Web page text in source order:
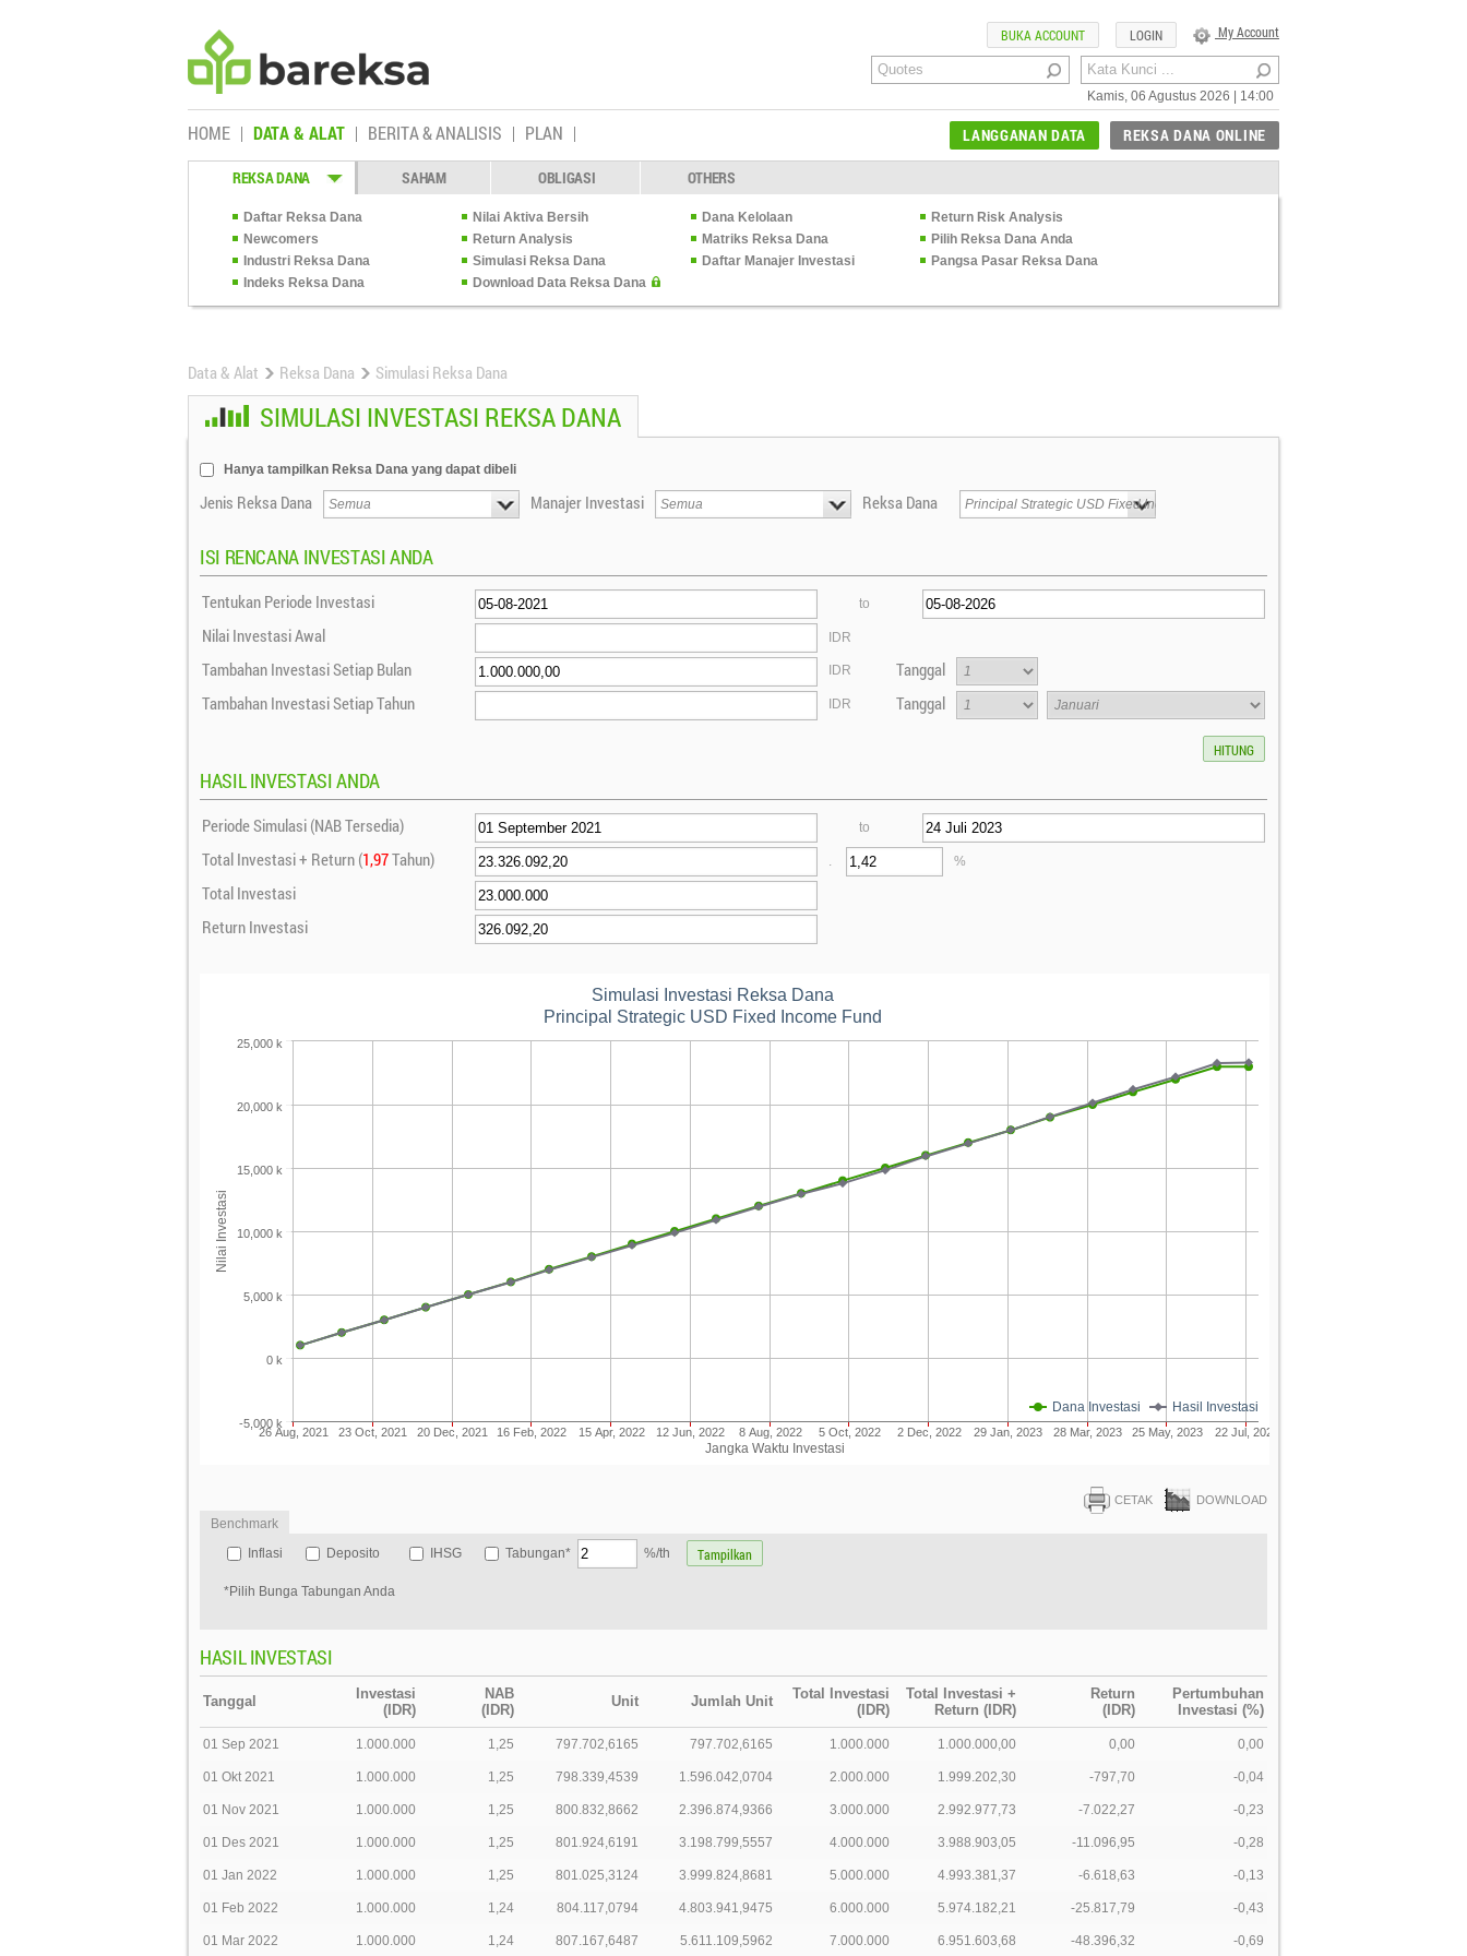
Kamis, 06 Agustus 2026 | 14:00
My Account
LOGIN
BUKA ACCOUNT
HOME DATA & ALAT BERITA & ANALISIS PLAN REKSA DANA ONLINE
LANGGANAN DATA
REKSA DANA SAHAM OBLIGASI OTHERS
Daftar Reksa Dana Nilai Aktiva Bersih Dana Kelolaan
Return Risk Analysis
Newcomers
Return Analysis Matriks Reksa Dana
Pilih Reksa Dana Anda
Industri Reksa Dana
Simulasi Reksa Dana Daftar Manajer Investasi
Pangsa Pasar Reksa Dana
Indeks Reksa Dana
Download Data Reksa Dana
Data & Alat Reksa Dana Simulasi Reksa Dana
SIMULASI INVESTASI REKSA DANA
Hanya tampilkan Reksa Dana yang dapat dibeli
Jenis Reksa Dana Manajer Investasi Reksa Dana
ISI RENCANA INVESTASI ANDA
Tentukan Periode Investasi to
Nilai Investasi Awal IDR
Tambahan Investasi Setiap Bulan IDR
Tanggal
Tambahan Investasi Setiap Tahun
IDR Tanggal
HASIL INVESTASI ANDA
Periode Simulasi (NAB Tersedia) to
Total Investasi + Return (1,97Tahun) %
Total Investasi
Return Investasi
Jangka Waktu Investasi
Nilai Investasi
Simulasi Investasi Reksa Dana
Principal Strategic USD Fixed Income Fund
Dana Investasi Hasil Investasi
26 Aug, 2021 23 Oct, 2021 20 Dec, 2021 16 Feb, 2022 15 Apr, 2022 12 Jun, 2022 8 Aug, 2022 5 Oct, 2022 2 Dec, 2022 29 Jan, 2023 28 Mar, 2023 25 May, 2023 22 Jul, 2023
-5,000 k
0 k
5,000 k
10,000 k
15,000 k
20,000 k
25,000 k
CETAK DOWNLOAD
Benchmark
Inflasi
Deposito IHSG Tabungan* %/th
*Pilih Bunga Tabungan Anda
HASIL INVESTASI
Tanggal
Investasi
(IDR)
NAB
(IDR)
Unit Jumlah Unit
Total Investasi
(IDR)
Total Investasi +
Return (IDR)
Return
(IDR)
Pertumbuhan
Investasi (%)
01 Sep 2021 1.000.000 1,25 797.702,6165 797.702,6165 1.000.000 1.000.000,00 0,00 0,00
01 Okt 2021 1.000.000 1,25 798.339,4539 1.596.042,0704 2.000.000 1.999.202,30 -797,70 -0,04
01 Nov 2021 1.000.000 1,25 800.832,8662 2.396.874,9366 3.000.000 2.992.977,73 -7.022,27 -0,23
01 Des 2021 1.000.000 1,25 801.924,6191 3.198.799,5557 4.000.000 3.988.903,05 -11.096,95 -0,28
01 Jan 2022 1.000.000 1,25 801.025,3124 3.999.824,8681 5.000.000 4.993.381,37 -6.618,63 -0,13
01 Feb 2022 1.000.000 1,24 804.117,0794 4.803.941,9475 6.000.000 5.974.182,21 -25.817,79 -0,43
01 Mar 2022 1.000.000 1,24 807.167,6487 5.611.109,5962 7.000.000 6.951.603,68 -48.396,32 -0,69